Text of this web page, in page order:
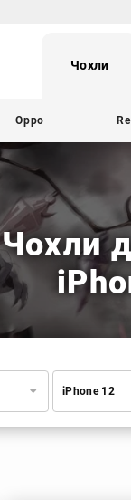
Чохли
Oppo
Чохли
iPhone 12